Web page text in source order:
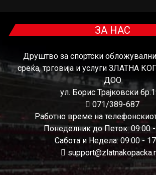
ЗА НАС
Друштво за спортски
среќа, трговија и услуги ЗЛАТНА
ДОО
ул. Борис Трајковски
071/389-687
Работно време на
Понеделник до Петок: 09:00
Сабота и Недела: 09:00 -